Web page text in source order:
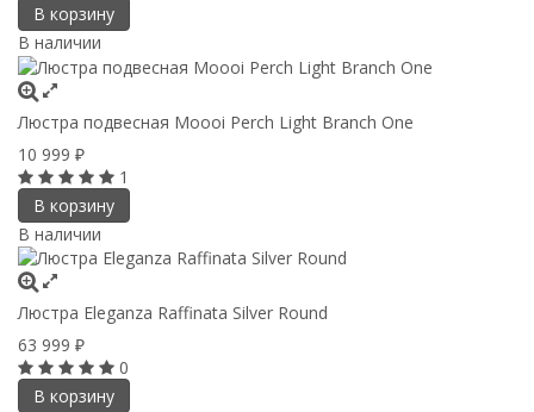
В корзину
В наличии
Люстра подвесная Moooi Perch Light Branch One
10 999 ₽
1
В корзину
В наличии
Люстра Eleganza Raffinata Silver Round
63 999 ₽
0
В корзину